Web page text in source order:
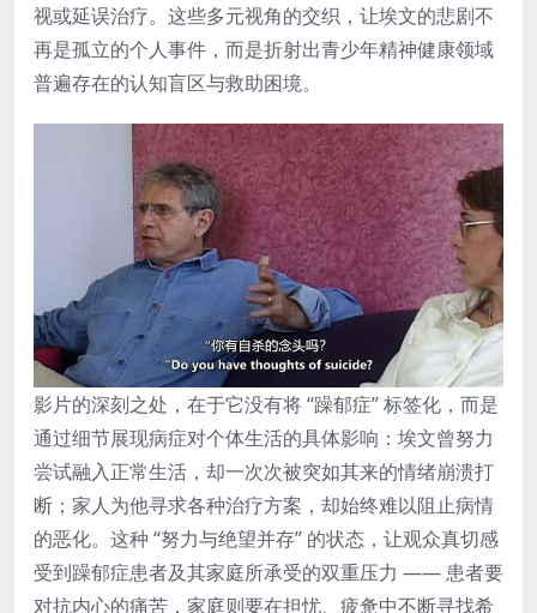
视或延误治疗。这些多元视角的交织，让埃文的悲剧不
再是孤立的个人事件，而是折射出青少年精神健康领域
普遍存在的认知盲区与救助困境。
影片的深刻之处，在于它没有将 “躁郁症” 标签化，而是
通过细节展现病症对个体生活的具体影响：埃文曾努力
尝试融入正常生活，却一次次被突如其来的情绪崩溃打
断；家人为他寻求各种治疗方案，却始终难以阻止病情
的恶化。这种 “努力与绝望并存” 的状态，让观众真切感
受到躁郁症患者及其家庭所承受的双重压力 —— 患者要
对抗内心的痛苦，家庭则要在担忧、疲惫中不断寻找希